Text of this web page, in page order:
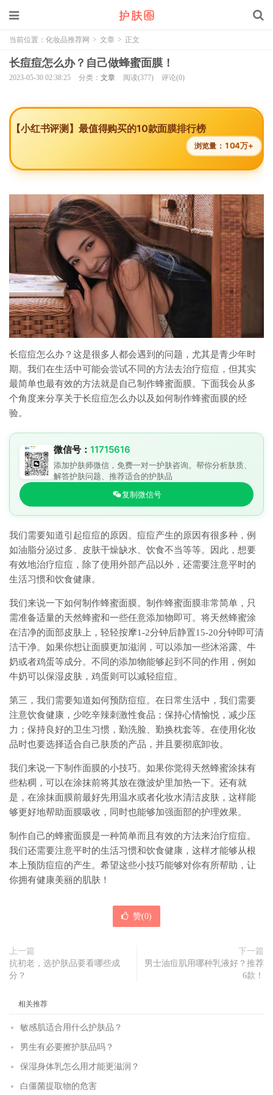
当前位置： 化妆品推荐网 > 文章 > 正文
长痘痘怎么办？自己做蜂蜜面膜！
2023-05-30 02:38:25 分类： 文章 阅读(377) 评论(0)
【小红书评测】最值得购买的10款面膜排行榜
浏览量： 104万+
长痘痘怎么办？这是很多人都会遇到的问题，尤其是青少年时
期。我们在生活中可能会尝试不同的方法去治疗痘痘，但其实
最简单也最有效的方法就是自己制作蜂蜜面膜。下面我会从多
个角度来分享关于长痘痘怎么办以及如何制作蜂蜜面膜的经
验。
微信号： 11715616
添加护肤师微信，免费一对一护肤咨询。帮你分析肤质、
解答护肤问题、推荐适合的护肤品
复制微信号
我们需要知道引起痘痘的原因。痘痘产生的原因有很多种，例
如油脂分泌过多、皮肤干燥缺水、饮食不当等等。因此，想要
有效地治疗痘痘，除了使用外部产品以外，还需要注意平时的
生活习惯和饮食健康。
我们来说一下如何制作蜂蜜面膜。制作蜂蜜面膜非常简单，只
需准备适量的天然蜂蜜和一些任意添加物即可。将天然蜂蜜涂
在洁净的面部皮肤上，轻轻按摩1-2分钟后静置15-20分钟即可清
洁干净。如果你想让面膜更加滋润，可以添加一些沐浴露、牛
奶或者鸡蛋等成分。不同的添加物能够起到不同的作用，例如
牛奶可以保湿皮肤，鸡蛋则可以减轻痘痘。
第三，我们需要知道如何预防痘痘。在日常生活中，我们需要
注意饮食健康，少吃辛辣刺激性食品；保持心情愉悦，减少压
力；保持良好的卫生习惯，勤洗脸、勤换枕套等。在使用化妆
品时也要选择适合自己肤质的产品，并且要彻底卸妆。
我们来说一下制作面膜的小技巧。如果你觉得天然蜂蜜涂抹有
些粘稠，可以在涂抹前将其放在微波炉里加热一下。还有就
是，在涂抹面膜前最好先用温水或者化妆水清洁皮肤，这样能
够更好地帮助面膜吸收，同时也能够加强面部的护理效果。
制作自己的蜂蜜面膜是一种简单而且有效的方法来治疗痘痘。
我们还需要注意平时的生活习惯和饮食健康，这样才能够从根
本上预防痘痘的产生。希望这些小技巧能够对你有所帮助，让
你拥有健康美丽的肌肤！
赞(0)
上一篇
抗初老，选护肤品要看哪些成
分？
下一篇
男士油痘肌用哪种乳液好？推荐
6款！
相关推荐
敏感肌适合用什么护肤品？
男生有必要擦护肤品吗？
保湿身体乳怎么用才能更滋润？
白僵菌提取物的危害